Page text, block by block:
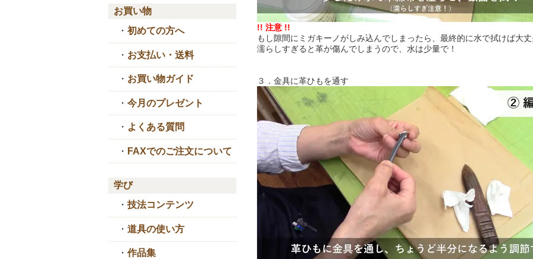
!! 注意 !!
もし隙間にミガキーノがしみ込んでしまったら、最終的に水で拭けば大
濡らしすぎると革が傷んでしまうので、水は少量で！
３．金具に革ひもを通す
お買い物
・ 初めての方へ
・ お支払い・送料
・ お買い物ガイド
・ 今月のプレゼント
・ よくある質問
・ FAXでのご注文について
学び
・ 技法コンテンツ
・ 道具の使い方
・ 作品集